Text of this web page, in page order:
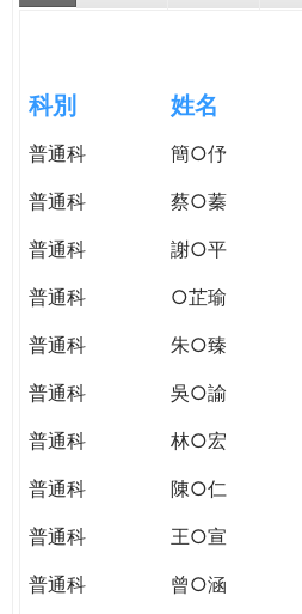
格。
民。
TODAY
e
r
e
科別 姓名
普通科 簡○伃
普通科
蔡○蓁
普通科
謝○平
普通科
○芷瑜
普通科
朱○臻
普通科
吳○諭
普通科
林○宏
普通科
陳○仁
普通科
王○宣
普通科
曾○涵